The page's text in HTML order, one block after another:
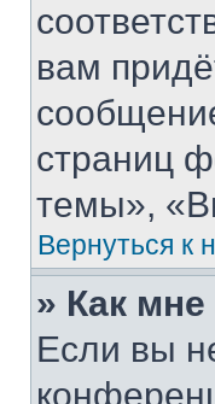
вам
страниц
темы»,
Вернуться к
» Как
Если вы